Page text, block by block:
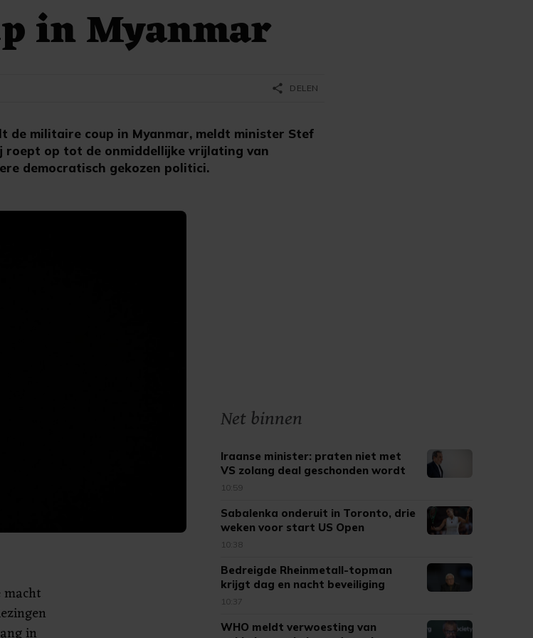
in Myanmar
de militaire coup in Myanmar, meldt minister Stef
roept op tot de onmiddellijke vrijlating van
democratisch gekozen politici.
share DELEN
Net binnen
Iraanse minister: praten niet met
VS zolang deal geschonden wordt
10:59
Sabalenka onderuit in Toronto, drie
weken voor start US Open
10:38
Bedreigde Rheinmetall-topman
krijgt dag en nacht beveiliging
10:37
WHO meldt verwoesting van